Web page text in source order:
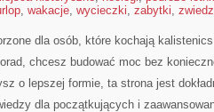
, wakacje, wycieczki, zabytki,
dla osób, które kochają
chcesz budować moc bez
o lepszej formie, ta strona jest
dla początkujących i